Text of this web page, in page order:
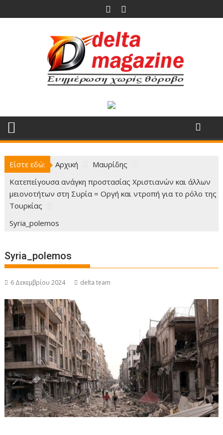
στο
Είστε εδώ: Αρχική
Μαυρίδης
Κατεπείγουσα ανάγκη προστασίας Χριστιανών και άλλων
μειονοτήτων στη Συρία = Οργή και ντροπή για το ρόλο της
Τουρκίας
Syria_polemos
Syria_polemos
6 Δεκεμβρίου 2024 delta team